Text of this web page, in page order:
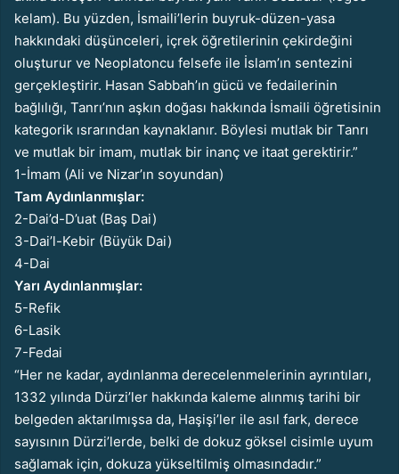
kelam). Bu yüzden, İsmaili’lerin buyruk-düzen-yasa
hakkındaki düşünceleri, içrek öğretilerinin çekirdeğini
oluşturur ve Neoplatoncu felsefe ile İslam’ın sentezini
gerçekleştirir. Hasan Sabbah’ın gücü ve fedailerinin
bağlılığı, Tanrı’nın aşkın doğası hakkında İsmaili öğretisinin
kategorik ısrarından kaynaklanır. Böylesi mutlak bir Tanrı
ve mutlak bir imam, mutlak bir inanç ve itaat gerektirir.”
1-İmam (Ali ve Nizar’ın soyundan)
Tam Aydınlanmışlar:
2-Dai’d-D’uat (Baş Dai)
3-Dai’l-Kebir (Büyük Dai)
4-Dai
Yarı Aydınlanmışlar:
5-Refik
6-Lasik
7-Fedai
“Her ne kadar, aydınlanma derecelenmelerinin ayrıntıları,
1332 yılında Dürzi’ler hakkında kaleme alınmış tarihi bir
belgeden aktarılmışsa da, Haşişi’ler ile asıl fark, derece
sayısının Dürzi’lerde, belki de dokuz göksel cisimle uyum
sağlamak için, dokuza yükseltilmiş olmasındadır.”